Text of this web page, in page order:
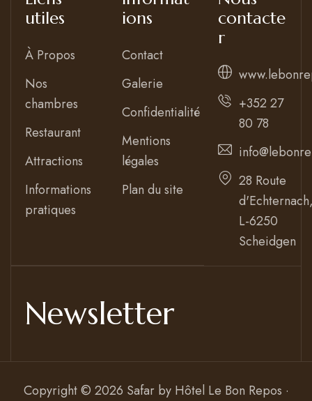
utiles
À Propos
Nos
chambres
Restaurant
Attractions
Informations
pratiques
ions
Contact
Galerie
Confidentialité
Mentions
légales
Plan du site
contacte
r
+352 27
80 78
28 Route
L-6250
Scheidgen
Newsletter
Copyright © 2026 Safar by Hôtel Le Bon Repos ·